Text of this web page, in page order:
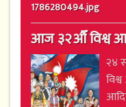
आज ३२औँ विश्व
२४